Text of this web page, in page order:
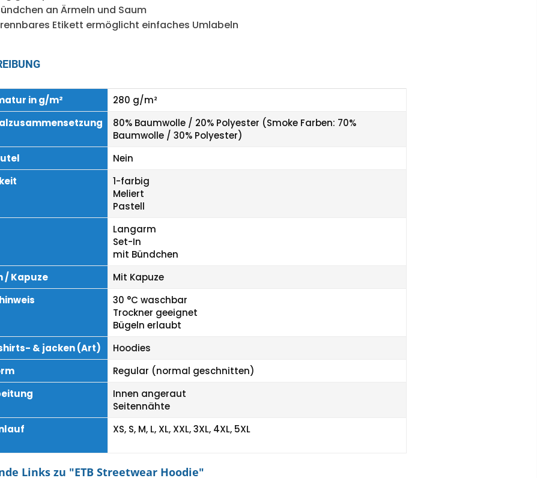
an Ärmeln und Saum
Etikett ermöglicht einfaches Umlabeln
in g/m²
280 g/m²
80% Baumwolle / 20% Polyester (Smoke Farben: 70%
Baumwolle / 30% Polyester)
Nein
1-farbig
Meliert
Pastell
Langarm
Set-In
mit Bündchen
/ Kapuze
Mit Kapuze
30 °C waschbar
Trockner geeignet
Bügeln erlaubt
& jacken (Art)
Hoodies
Regular (normal geschnitten)
Innen angeraut
Seitennähte
XS, S, M, L, XL, XXL, 3XL, 4XL, 5XL
Links zu "ETB Streetwear Hoodie"